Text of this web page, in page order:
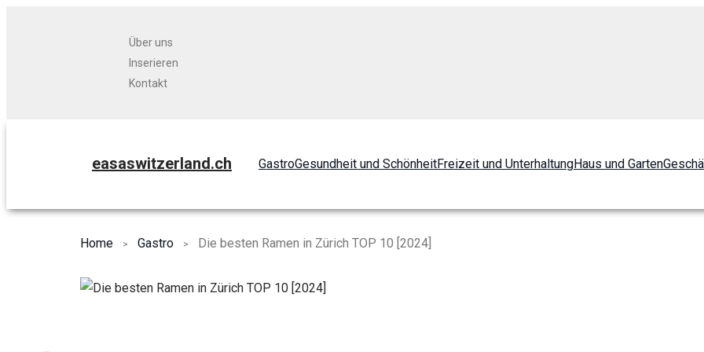
Über uns
Inserieren
Kontakt
easaswitzerland.ch GastroGesundheit und SchönheitFreizeit und UnterhaltungHaus und Garten
Home Gastro Die besten Ramen in Zürich TOP 10 [2024]